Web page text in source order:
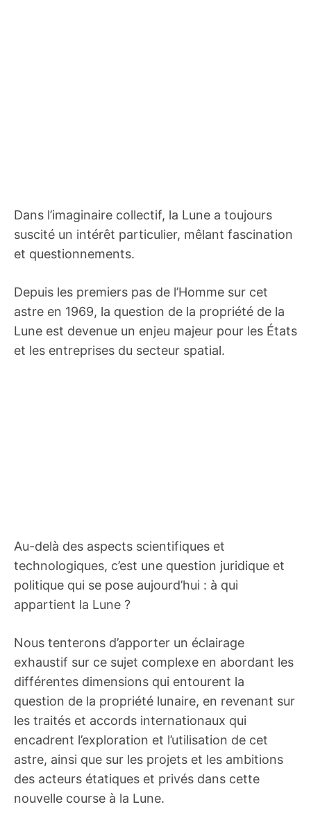
Dans l’imaginaire collectif, la Lune a toujours
suscité un intérêt particulier, mêlant fascination
et questionnements.
Depuis les premiers pas de l’Homme sur cet
astre en 1969, la question de la propriété de la
Lune est devenue un enjeu majeur pour les États
et les entreprises du secteur spatial.
Au-delà des aspects scientifiques et
technologiques, c’est une question juridique et
politique qui se pose aujourd’hui : à qui
appartient la Lune ?
Nous tenterons d’apporter un éclairage
exhaustif sur ce sujet complexe en abordant les
différentes dimensions qui entourent la
question de la propriété lunaire, en revenant sur
les traités et accords internationaux qui
encadrent l’exploration et l’utilisation de cet
astre, ainsi que sur les projets et les ambitions
des acteurs étatiques et privés dans cette
nouvelle course à la Lune.